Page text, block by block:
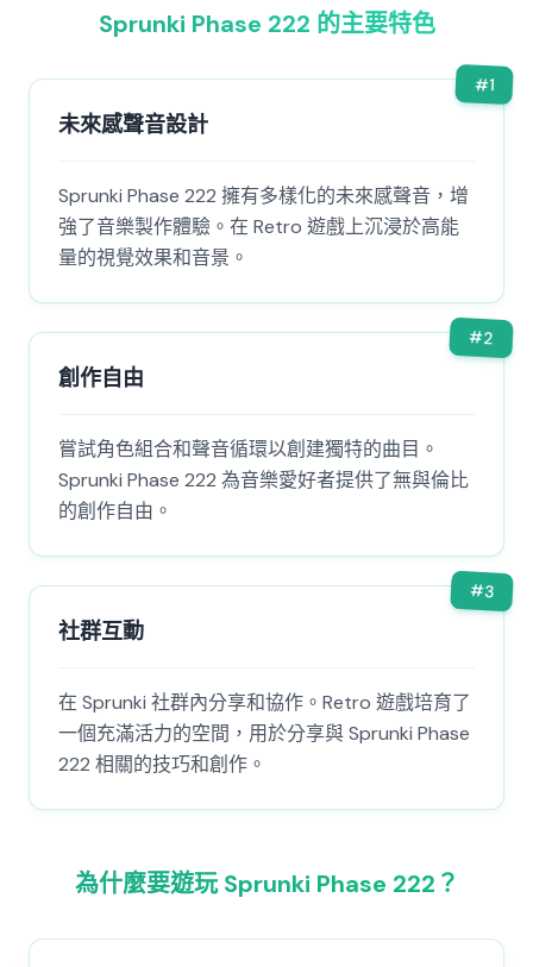
Sprunki Phase 222 的主要特色
#1
未來感聲音設計
Sprunki Phase 222 擁有多樣化的未來感聲音，增
強了音樂製作體驗。在 Retro 遊戲上沉浸於高能
量的視覺效果和音景。
#2
創作自由
嘗試角色組合和聲音循環以創建獨特的曲目。
Sprunki Phase 222 為音樂愛好者提供了無與倫比
的創作自由。
#3
社群互動
在 Sprunki 社群內分享和協作。Retro 遊戲培育了
一個充滿活力的空間，用於分享與 Sprunki Phase
222 相關的技巧和創作。
為什麼要遊玩 Sprunki Phase 222？